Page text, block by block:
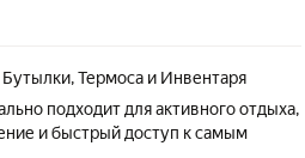
Термоса и Инвентаря
подходит для активного отдыха,
и быстрый доступ к самым